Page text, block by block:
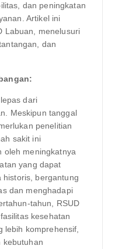
dan peningkatan
Artikel ini
Labuan, menelusuri
dan
dari
Meskipun tanggal
penelitian
sakit ini
oleh meningkatnya
yang dapat
historis, bergantung
dan menghadapi
tahun, RSUD
kesehatan
lebih komprehensif,
kebutuhan